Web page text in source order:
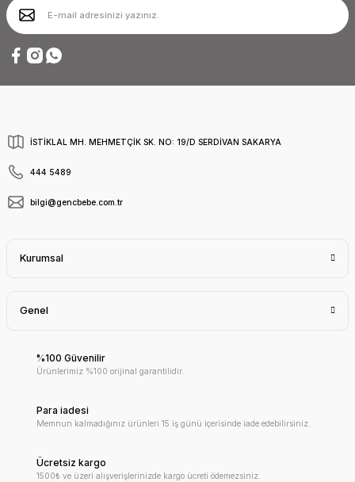
İSTİKLAL MH. MEHMETÇİK SK. NO: 19/D SERDİVAN SAKARYA
444 5489
bilgi@gencbebe.com.tr
Kurumsal
Genel
%100 Güvenilir
Ürünlerimiz %100 orijinal garantilidir.
Para iadesi
Memnun kalmadığınız ürünleri 15 iş günü içerisinde iade edebilirsiniz.
Ücretsiz kargo
1500₺ ve üzeri alışverişlerinizde kargo ücreti ödemezsiniz.